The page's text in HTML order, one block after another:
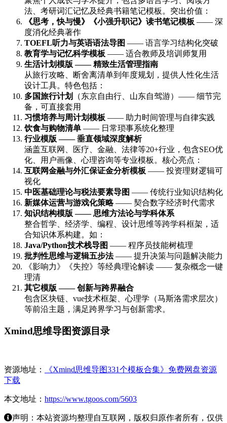
法、考研词汇记忆及经典书籍笔记模板。突出价值：
《思考，快与慢》《小强升职记》读书笔记模板 —— 深
度消化经典著作
TOEFL听力与英语语法导图 —— 语言学习结构化突破
教育学与记忆科学模板 —— 适合教师及培训师复用
生活计划模版 —— 精致生活管理指南
从旅行攻略、断舍离清单到年度规划，提供人性化生活
设计工具。特色包括：
多国旅行计划
（东京自由行、山东自驾游）—— 细节完
备，可直接套用
习惯培养与周计划模板 —— 助力时间管理与自律实践
饮食与购物清单 —— 日常琐事系统化整理
行业模版 —— 垂直领域深度解析
涵盖互联网、医疗、金融、法律等20+行业，包含SEO优
化、用户画像、心理咨询等专业模板。核心亮点：
互联网金融与外汇保证金分析模板 —— 投资理财逻辑可
视化
中医基础理论与税法要素导图 —— 传统行业知识结构化
新媒体运营与游戏化策略—— 契合数字经济时代需求
知识结构模版 —— 思维方法论与学科体系
整合哲学、经济学、编程、设计思维等跨学科框架，适
合知识体系构建。如：
Java/Python技术栈导图 —— 程序员技能树梳理
批判性思维与逻辑五步法—— 提升决策与问题解决能力
《影响力》《失控》等经典理论解读 —— 复杂概念一键
理清
其它模版 —— 创新与跨界融合
包含区块链、vue技术框架、心理学（马斯洛需求层次）
等前沿主题，满足跨界学习与创新需求。
Xmind思维导图资源目录
资源地址：
《Xmind思维导图331个模板合集》免费网盘资源
下载
本文地址： https://www.tgoos.com/5603
声明：本站资源均整理自互联网，版权归原作者所有，仅供